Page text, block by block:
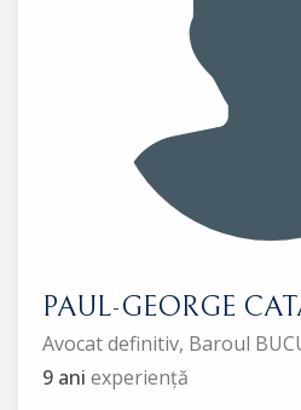
PAUL-GEORGE
Avocat definitiv, Baroul
9 ani experiență